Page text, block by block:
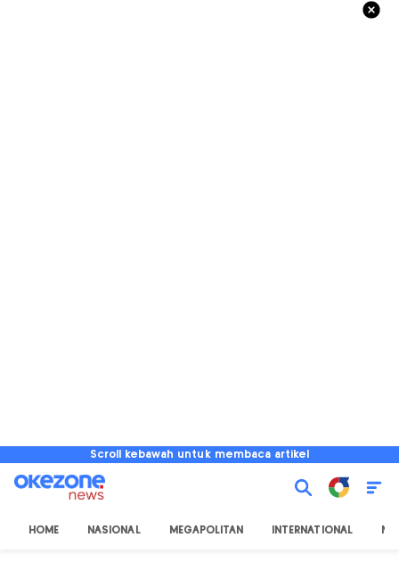
Scroll kebawah untuk membaca artikel
HOME NASIONAL MEGAPOLITAN INTERNATIONAL